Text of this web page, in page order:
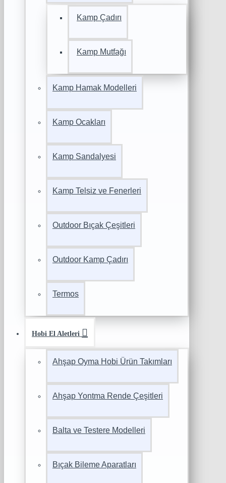
Kamp Çadırı
Kamp Mutfağı
Kamp Hamak Modelleri
Kamp Ocakları
Kamp Sandalyesi
Kamp Telsiz ve Fenerleri
Outdoor Bıçak Çeşitleri
Outdoor Kamp Çadırı
Termos
Hobi El Aletleri
Ahşap Oyma Hobi Ürün Takımları
Ahşap Yontma Rende Çeşitleri
Balta ve Testere Modelleri
Bıçak Bileme Aparatları